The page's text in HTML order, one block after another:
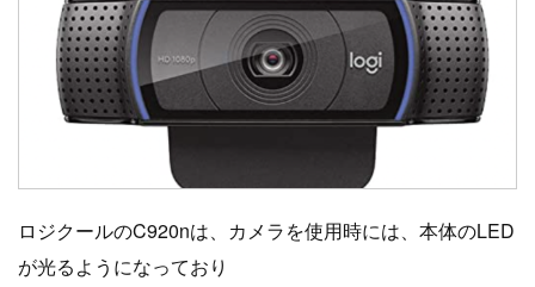
ロジクールのC920nは、カメラを使用時には、本体のLED
が光るようになっており